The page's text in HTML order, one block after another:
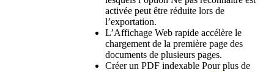
activée peut être réduite lors de
l’exportation.
L’Affichage Web rapide accélère le
chargement de la première page des
documents de plusieurs pages.
Créer un PDF indexable Pour plus de